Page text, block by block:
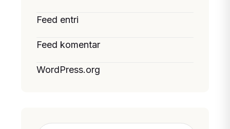
Feed entri
Feed komentar
WordPress.org